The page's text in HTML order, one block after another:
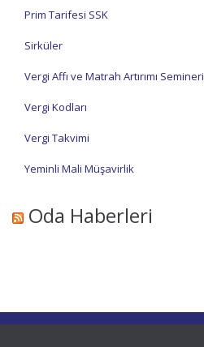
Prim Tarifesi SSK
Sirküler
Vergi Affı ve Matrah Artırımı Semineri
Vergi Kodları
Vergi Takvimi
Yeminli Mali Müşavirlik
Oda Haberleri